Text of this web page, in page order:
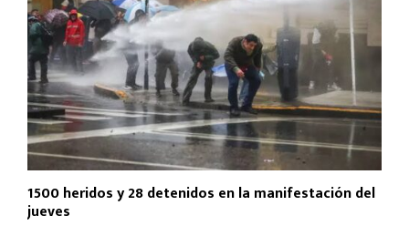
1500 heridos y 28 detenidos en la manifestación del
jueves